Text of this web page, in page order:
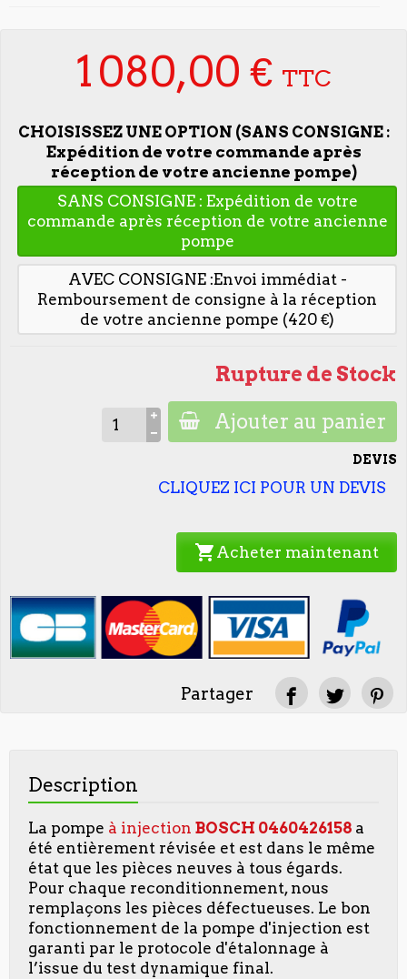
1 080,00 € TTC
CHOISISSEZ UNE OPTION (SANS CONSIGNE :
Expédition de votre commande après
réception de votre ancienne pompe)
SANS CONSIGNE : Expédition de votre
commande après réception de votre ancienne
pompe
AVEC CONSIGNE :Envoi immédiat -
Remboursement de consigne à la réception
de votre ancienne pompe (420 €)
Rupture de Stock
Ajouter au panier
DEVIS
CLIQUEZ ICI POUR UN DEVIS
shopping_cart Acheter maintenant
Partager
Description
La pompe à injection BOSCH 0460426158 a
été entièrement révisée et est dans le même
état que les pièces neuves à tous égards.
Pour chaque reconditionnement, nous
remplaçons les pièces défectueuses. Le bon
fonctionnement de la pompe d'injection est
garanti par le protocole d'étalonnage à
l’issue du test dynamique final.